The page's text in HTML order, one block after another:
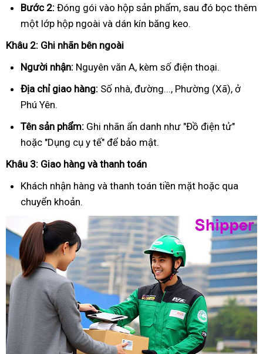
Bước 2: Đóng gói vào hộp sản phẩm, sau đó bọc thêm
một lớp hộp ngoài và dán kín băng keo.
Khâu 2: Ghi nhãn bên ngoài
Người nhận: Nguyên văn A, kèm số điện thoại.
Địa chỉ giao hàng: Số nhà, đường..., Phường (Xã), ở
Phú Yên.
Tên sản phẩm: Ghi nhãn ẩn danh như "Đồ điện tử"
hoặc "Dụng cụ y tế" để bảo mật.
Khâu 3: Giao hàng và thanh toán
Khách nhận hàng và thanh toán tiền mặt hoặc qua
chuyển khoản.